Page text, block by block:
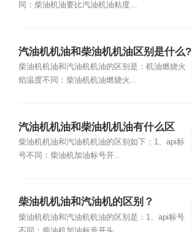
同：柴油机油要比汽油机油粘度...
汽油机机油和柴油机机油区别是什么?
柴油机机油和汽油机机油的区别是：机油燃烧火
焰温度不同：柴油机机油燃烧火...
汽油机机油和柴油机机油有什么区
别？
柴油机机油和汽油机机油的区别如下：1、api标
号不同：柴油机加油标号开...
柴油机机油和汽油机的区别？
柴油机机油和汽油机机油的区别是：1、api标号